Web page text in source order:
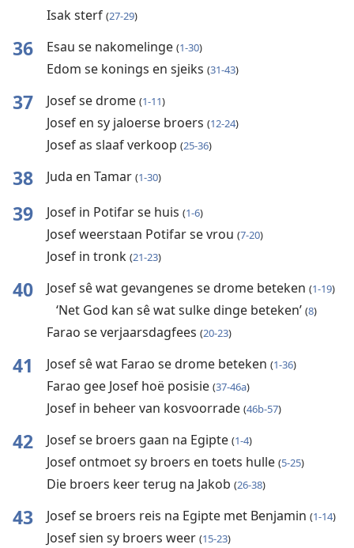
Isak sterf (27-29)
36 Esau se nakomelinge (1-30)
Edom se konings en sjeiks (31-43)
37 Josef se drome (1-11)
Josef en sy jaloerse broers (12-24)
Josef as slaaf verkoop (25-36)
38 Juda en Tamar (1-30)
39 Josef in Potifar se huis (1-6)
Josef weerstaan Potifar se vrou (7-20)
Josef in tronk (21-23)
40 Josef sê wat gevangenes se drome beteken (1-19)
‘Net God kan sê wat sulke dinge beteken’ (8)
Farao se verjaarsdagfees (20-23)
41 Josef sê wat Farao se drome beteken (1-36)
Farao gee Josef hoë posisie (37-46a)
Josef in beheer van kosvoorrade (46b-57)
42 Josef se broers gaan na Egipte (1-4)
Josef ontmoet sy broers en toets hulle (5-25)
Die broers keer terug na Jakob (26-38)
43 Josef se broers reis na Egipte met Benjamin (1-14)
Josef sien sy broers weer (15-23)